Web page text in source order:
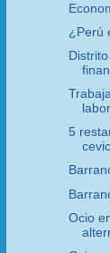
¿Perú
5
Ocio